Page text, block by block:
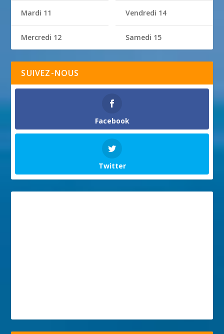
Mardi 11
Mercredi 12
Vendredi 14
Samedi 15
SUIVEZ-NOUS
Facebook
Twitter